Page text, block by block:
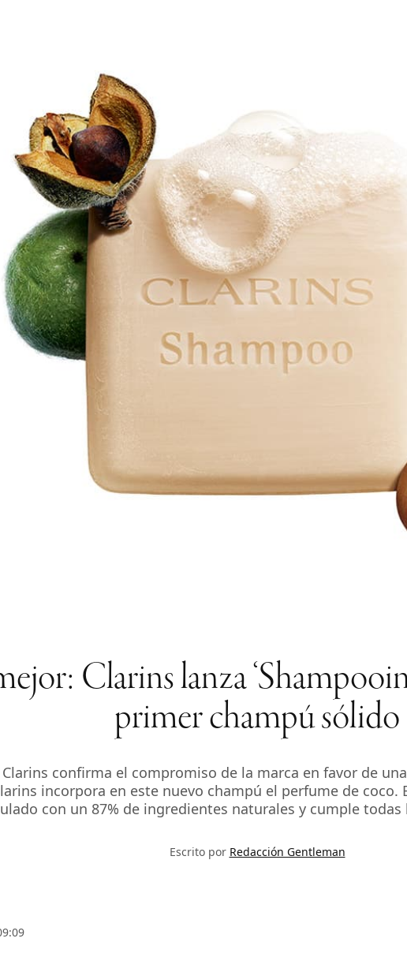
Clarins lanza
primer champú sólido
confirma el compromiso de la marca en favor de
incorpora en este nuevo champú el perfume de
con un 87% de ingredientes naturales y cumple
Escrito por Redacción Gentleman